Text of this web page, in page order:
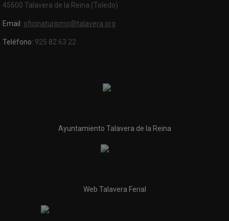
45600 Talavera de la Reina (Toledo)
Email: oficinaturismo@talavera.org
Teléfono: 925 82 63 22
Ayuntamiento Talavera de la Reina
Web Talavera Ferial